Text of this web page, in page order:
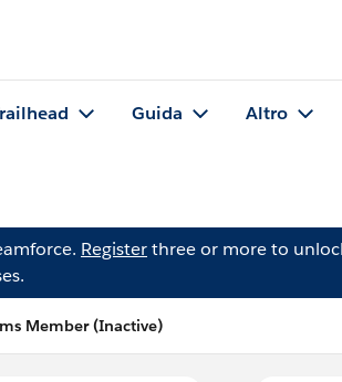
Guida Altro
Registerthree or more to
Member (Inactive)